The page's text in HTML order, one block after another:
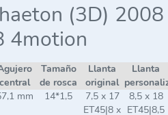
(3D) 2008
4motion
central
Tamaño
de rosca
Llanta
original
Llanta
mm 14*1,5
7,5 x 17
ET45|8 x
8,5 x 18
ET45|8,5